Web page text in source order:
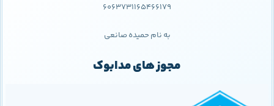
6063731165466179
به نام حمیده صانعی
مجوز های مدابوک